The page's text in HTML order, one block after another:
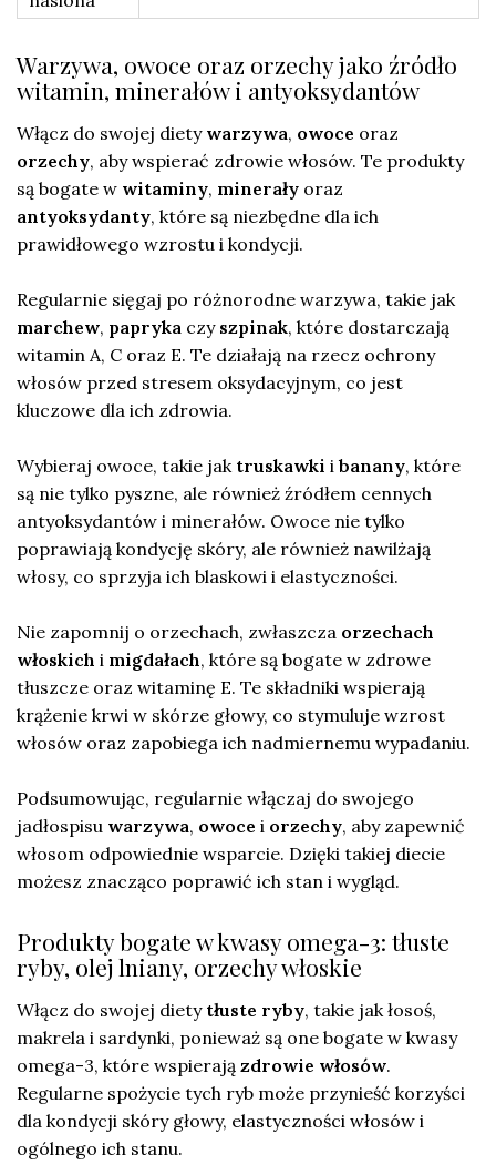
Warzywa, owoce oraz orzechy jako źródło
witamin, minerałów i antyoksydantów
Włącz do swojej diety warzywa, owoce oraz
orzechy, aby wspierać zdrowie włosów. Te produkty
są bogate w witaminy, minerały oraz
antyoksydanty, które są niezbędne dla ich
prawidłowego wzrostu i kondycji.
Regularnie sięgaj po różnorodne warzywa, takie jak
marchew, papryka czy szpinak, które dostarczają
witamin A, C oraz E. Te działają na rzecz ochrony
włosów przed stresem oksydacyjnym, co jest
kluczowe dla ich zdrowia.
Wybieraj owoce, takie jak truskawki i banany, które
są nie tylko pyszne, ale również źródłem cennych
antyoksydantów i minerałów. Owoce nie tylko
poprawiają kondycję skóry, ale również nawilżają
włosy, co sprzyja ich blaskowi i elastyczności.
Nie zapomnij o orzechach, zwłaszcza orzechach
włoskich i migdałach, które są bogate w zdrowe
tłuszcze oraz witaminę E. Te składniki wspierają
krążenie krwi w skórze głowy, co stymuluje wzrost
włosów oraz zapobiega ich nadmiernemu wypadaniu.
Podsumowując, regularnie włączaj do swojego
jadłospisu warzywa, owoce i orzechy, aby zapewnić
włosom odpowiednie wsparcie. Dzięki takiej diecie
możesz znacząco poprawić ich stan i wygląd.
Produkty bogate w kwasy omega-3: tłuste
ryby, olej lniany, orzechy włoskie
Włącz do swojej diety tłuste ryby, takie jak łosoś,
makrela i sardynki, ponieważ są one bogate w kwasy
omega-3, które wspierają zdrowie włosów.
Regularne spożycie tych ryb może przynieść korzyści
dla kondycji skóry głowy, elastyczności włosów i
ogólnego ich stanu.